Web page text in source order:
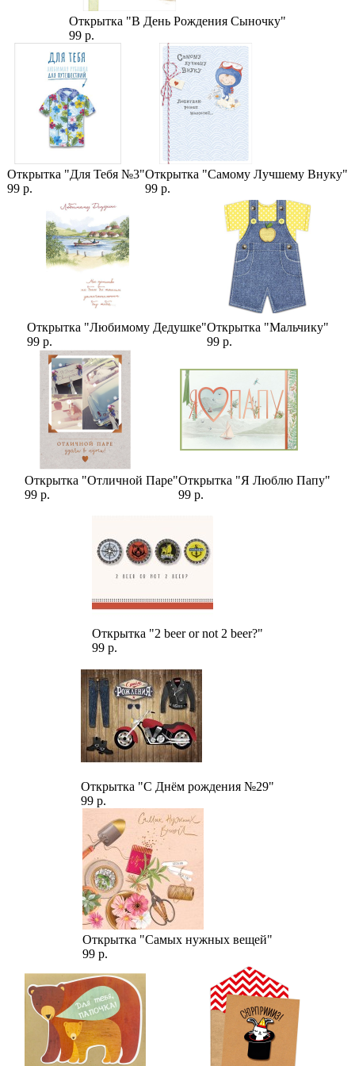
Букеты "Прости" ,Количество роз, Букеты с зеленью
Букеты с Пионовидной Розой ,Упаковка роз,Виды роз
Кустовые Пионовидные Розы,Размер розы,
Букеты супруге
Премиум Букеты
Открытка "В День Рождения Сыночку"
99 р.
Открытка "Для Тебя №3"
99 р.
Открытка "Самому Лучшему Внуку"
99 р.
Открытка "Любимому Дедушке"
99 р.
Открытка "Мальчику"
99 р.
Открытка "Отличной Паре"
99 р.
Открытка "Я Люблю Папу"
99 р.
Открытка "2 beer or not 2 beer?"
99 р.
Открытка "С Днём рождения №29"
99 р.
Открытка "Самых нужных вещей"
99 р.